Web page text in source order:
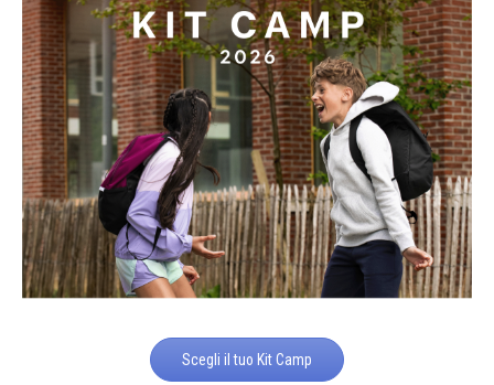
Scegli il tuo Kit Camp